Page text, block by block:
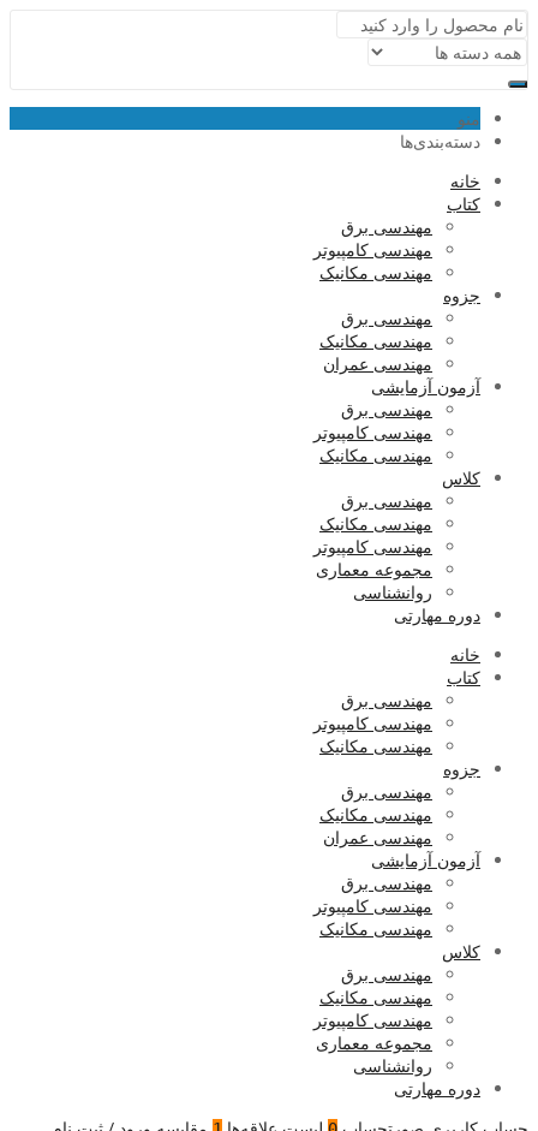
منو
دسته‌بندی‌ها
خانه
کتاب
مهندسی برق
مهندسی کامپیوتر
مهندسی مکانیک
جزوه
مهندسی برق
مهندسی مکانیک
مهندسی عمران
آزمون آزمایشی
مهندسی برق
مهندسی کامپیوتر
مهندسی مکانیک
کلاس
مهندسی برق
مهندسی مکانیک
مهندسی کامپیوتر
مجموعه معماری
روانشناسی
دوره مهارتی
خانه
کتاب
مهندسی برق
مهندسی کامپیوتر
مهندسی مکانیک
جزوه
مهندسی برق
مهندسی مکانیک
مهندسی عمران
آزمون آزمایشی
مهندسی برق
مهندسی کامپیوتر
مهندسی مکانیک
کلاس
مهندسی برق
مهندسی مکانیک
مهندسی کامپیوتر
مجموعه معماری
روانشناسی
دوره مهارتی